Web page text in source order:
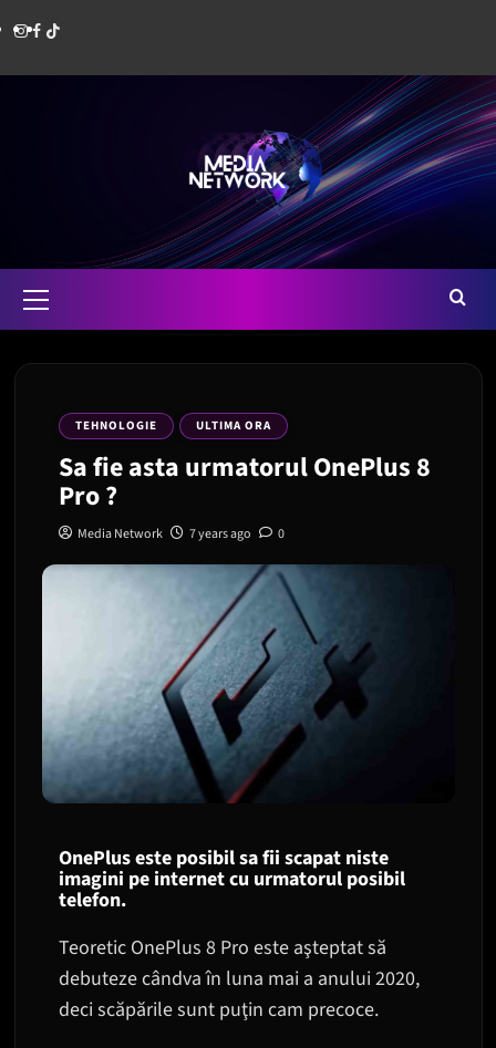
toInstagram
Facebook
Media
Menu
TEHNOLOGIE ULTIMA ORA
Sa fie asta urmatorul OnePlus 8
Pro ?
Media Network 7 years ago 0
OnePlus este posibil sa fii scapat niste
imagini pe internet cu urmatorul posibil
telefon.
Teoretic OnePlus 8 Pro este aşteptat să
debuteze cândva în luna mai a anului 2020,
deci scăpările sunt puţin cam precoce.